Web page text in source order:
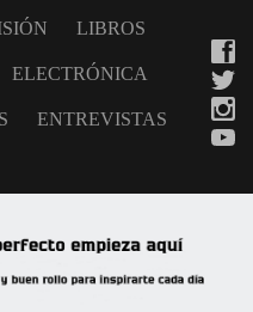
LIBROS
ELECTRÓNICA
ENTREVISTAS